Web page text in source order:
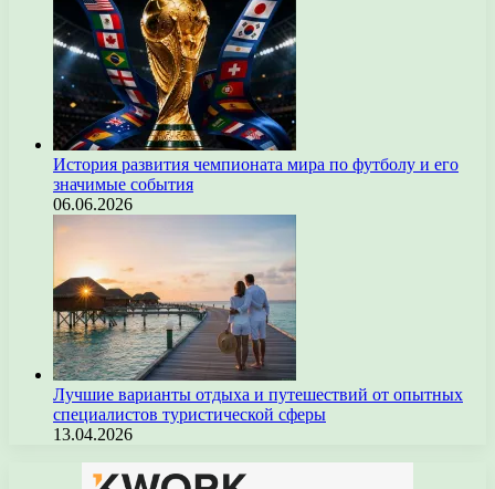
История развития чемпионата мира по футболу и его
значимые события
06.06.2026
Лучшие варианты отдыха и путешествий от опытных
специалистов туристической сферы
13.04.2026